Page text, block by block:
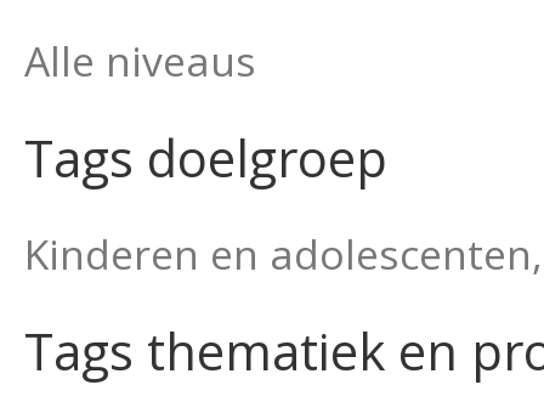
Alle niveaus
Tags doelgroep
Kinderen en
Tags thematiek en